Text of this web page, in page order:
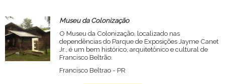
Museu da Colonização
O Museu da Colonização, localizado nas
dependências do Parque de Exposições Jayme Canet
Jr., é um bem histórico, arquitetônico e cultural de
Francisco Beltrão.
Francisco Beltrao - PR